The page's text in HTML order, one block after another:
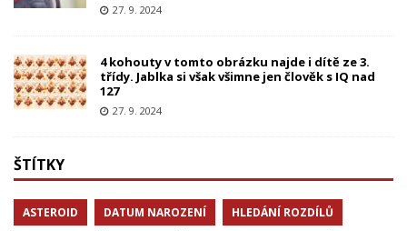
27. 9. 2024
4 kohouty v tomto obrázku najde i dítě ze 3.
třídy. Jablka si však všimne jen člověk s IQ nad
127
27. 9. 2024
ŠTÍTKY
ASTEROID DATUM NAROZENÍ HLEDÁNÍ ROZDÍLŮ